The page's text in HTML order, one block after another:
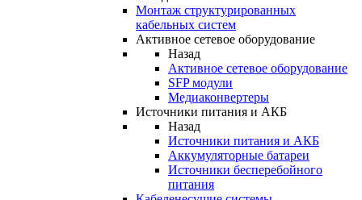
Монтаж структурированных
кабельных систем
Активное сетевое оборудование
Назад
Активное сетевое оборудование
SFP модули
Медиаконвертеры
Источники питания и АКБ
Назад
Источники питания и АКБ
Аккумуляторные батареи
Источники бесперебойного
питания